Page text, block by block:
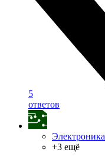
5
ответов
Электроника
+3 ещё